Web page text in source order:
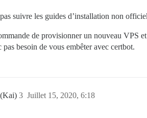
suivre les guides d’installation non
de provisionner un nouveau VPS
pas besoin de vous embêter avec certbot.
(Kai) Juillet 15, 2020, 6:18
3